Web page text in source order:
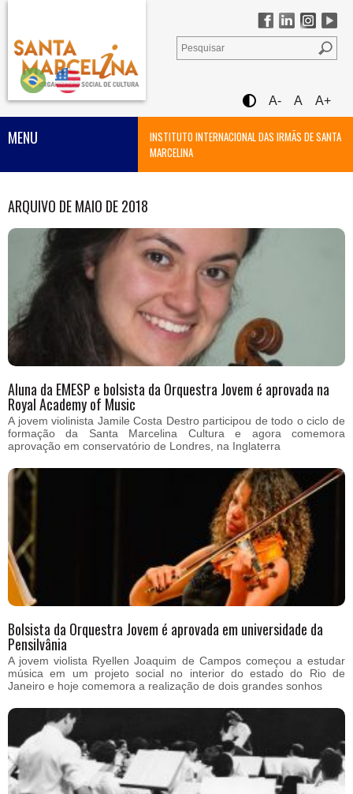
A- A A+
INSTITUTO INTERNACIONAL DAS IRMÃS DE SANTA
MARCELINA
MENU
ARQUIVO DE MAIO DE 2018
Aluna da EMESP e bolsista da Orquestra Jovem é aprovada na
Royal Academy of Music
A jovem violinista Jamile Costa Destro participou de todo o ciclo de
formação da Santa Marcelina Cultura e agora comemora
aprovação em conservatório de Londres, na Inglaterra
Bolsista da Orquestra Jovem é aprovada em universidade da
Pensilvânia
A jovem violista Ryellen Joaquim de Campos começou a estudar
música em um projeto social no interior do estado do Rio de
Janeiro e hoje comemora a realização de dois grandes sonhos